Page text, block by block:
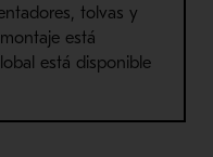
tolvas y
está
está disponible